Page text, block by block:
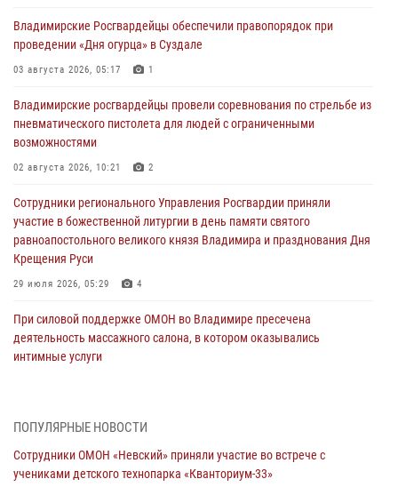
Владимирские Росгвардейцы обеспечили правопорядок при
проведении «Дня огурца» в Суздале
03 августа 2026, 05:17 1
Владимирские росгвардейцы провели соревнования по стрельбе из
пневматического пистолета для людей с ограниченными
возможностями
02 августа 2026, 10:21 2
Сотрудники регионального Управления Росгвардии приняли
участие в божественной литургии в день памяти святого
равноапостольного великого князя Владимира и празднования Дня
Крещения Руси
29 июля 2026, 05:29 4
При силовой поддержке ОМОН во Владимире пресечена
деятельность массажного салона, в котором оказывались
интимные услуги
смену в детском лагере «Икар»
27 июля 2026, 16:43 2
ПОПУЛЯРНЫЕ НОВОСТИ
Сотрудники ОМОН «Невский» приняли участие во встрече с
учениками детского технопарка «Кванториум-33»